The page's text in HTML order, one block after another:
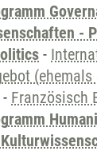
-
-
- Französisch